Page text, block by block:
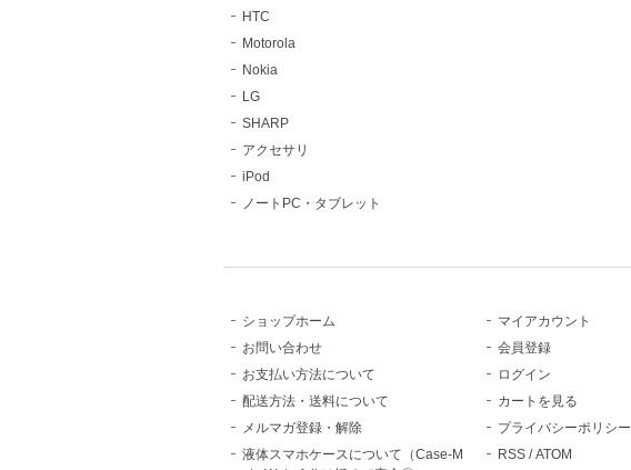
HTC
Motorola
Nokia
LG
SHARP
アクセサリ
iPod
ノートPC・タブレット
ショップホーム
お問い合わせ
お支払い方法について
配送方法・送料について
メルマガ登録・解除
液体スマホケースについて（Case-M
マイアカウント
会員登録
ログイン
カートを見る
プライバシーポリシー
RSS /ATOM